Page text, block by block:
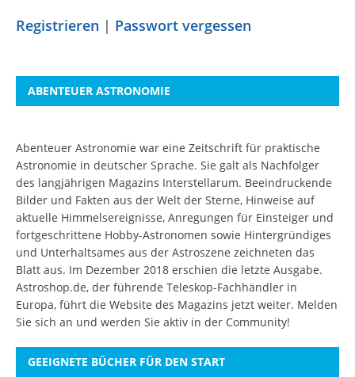
Registrieren | Passwort vergessen
ABENTEUER ASTRONOMIE
Abenteuer Astronomie war eine Zeitschrift für praktische
Astronomie in deutscher Sprache. Sie galt als Nachfolger
des langjährigen Magazins Interstellarum. Beeindruckende
Bilder und Fakten aus der Welt der Sterne, Hinweise auf
aktuelle Himmelsereignisse, Anregungen für Einsteiger und
fortgeschrittene Hobby-Astronomen sowie Hintergründiges
und Unterhaltsames aus der Astroszene zeichneten das
Blatt aus. Im Dezember 2018 erschien die letzte Ausgabe.
Astroshop.de, der führende Teleskop-Fachhändler in
Europa, führt die Website des Magazins jetzt weiter. Melden
Sie sich an und werden Sie aktiv in der Community!
GEEIGNETE BÜCHER FÜR DEN START